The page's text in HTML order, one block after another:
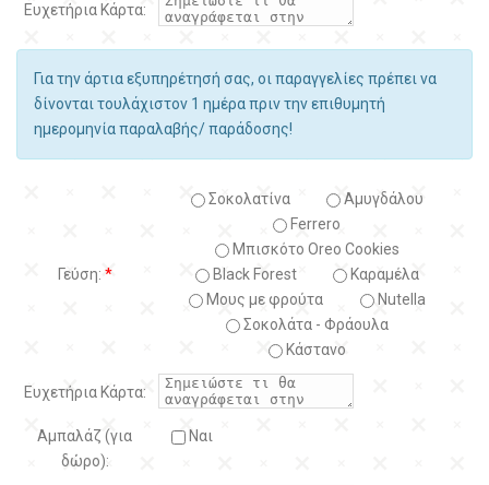
Ευχετήρια Κάρτα:
Για την άρτια εξυπηρέτησή σας, οι παραγγελίες πρέπει να
δίνονται τουλάχιστον 1 ημέρα πριν την επιθυμητή
ημερομηνία παραλαβής/ παράδοσης!
Γεύση: *
Σοκολατίνα
Αμυγδάλου
Ferrero
Μπισκότο Oreo Cookies
Black Forest
Kαραμέλα
Μους με φρούτα
Nutella
Σοκολάτα - Φράουλα
Κάστανο
Ευχετήρια Κάρτα:
Αμπαλάζ (για
δώρο):
Ναι